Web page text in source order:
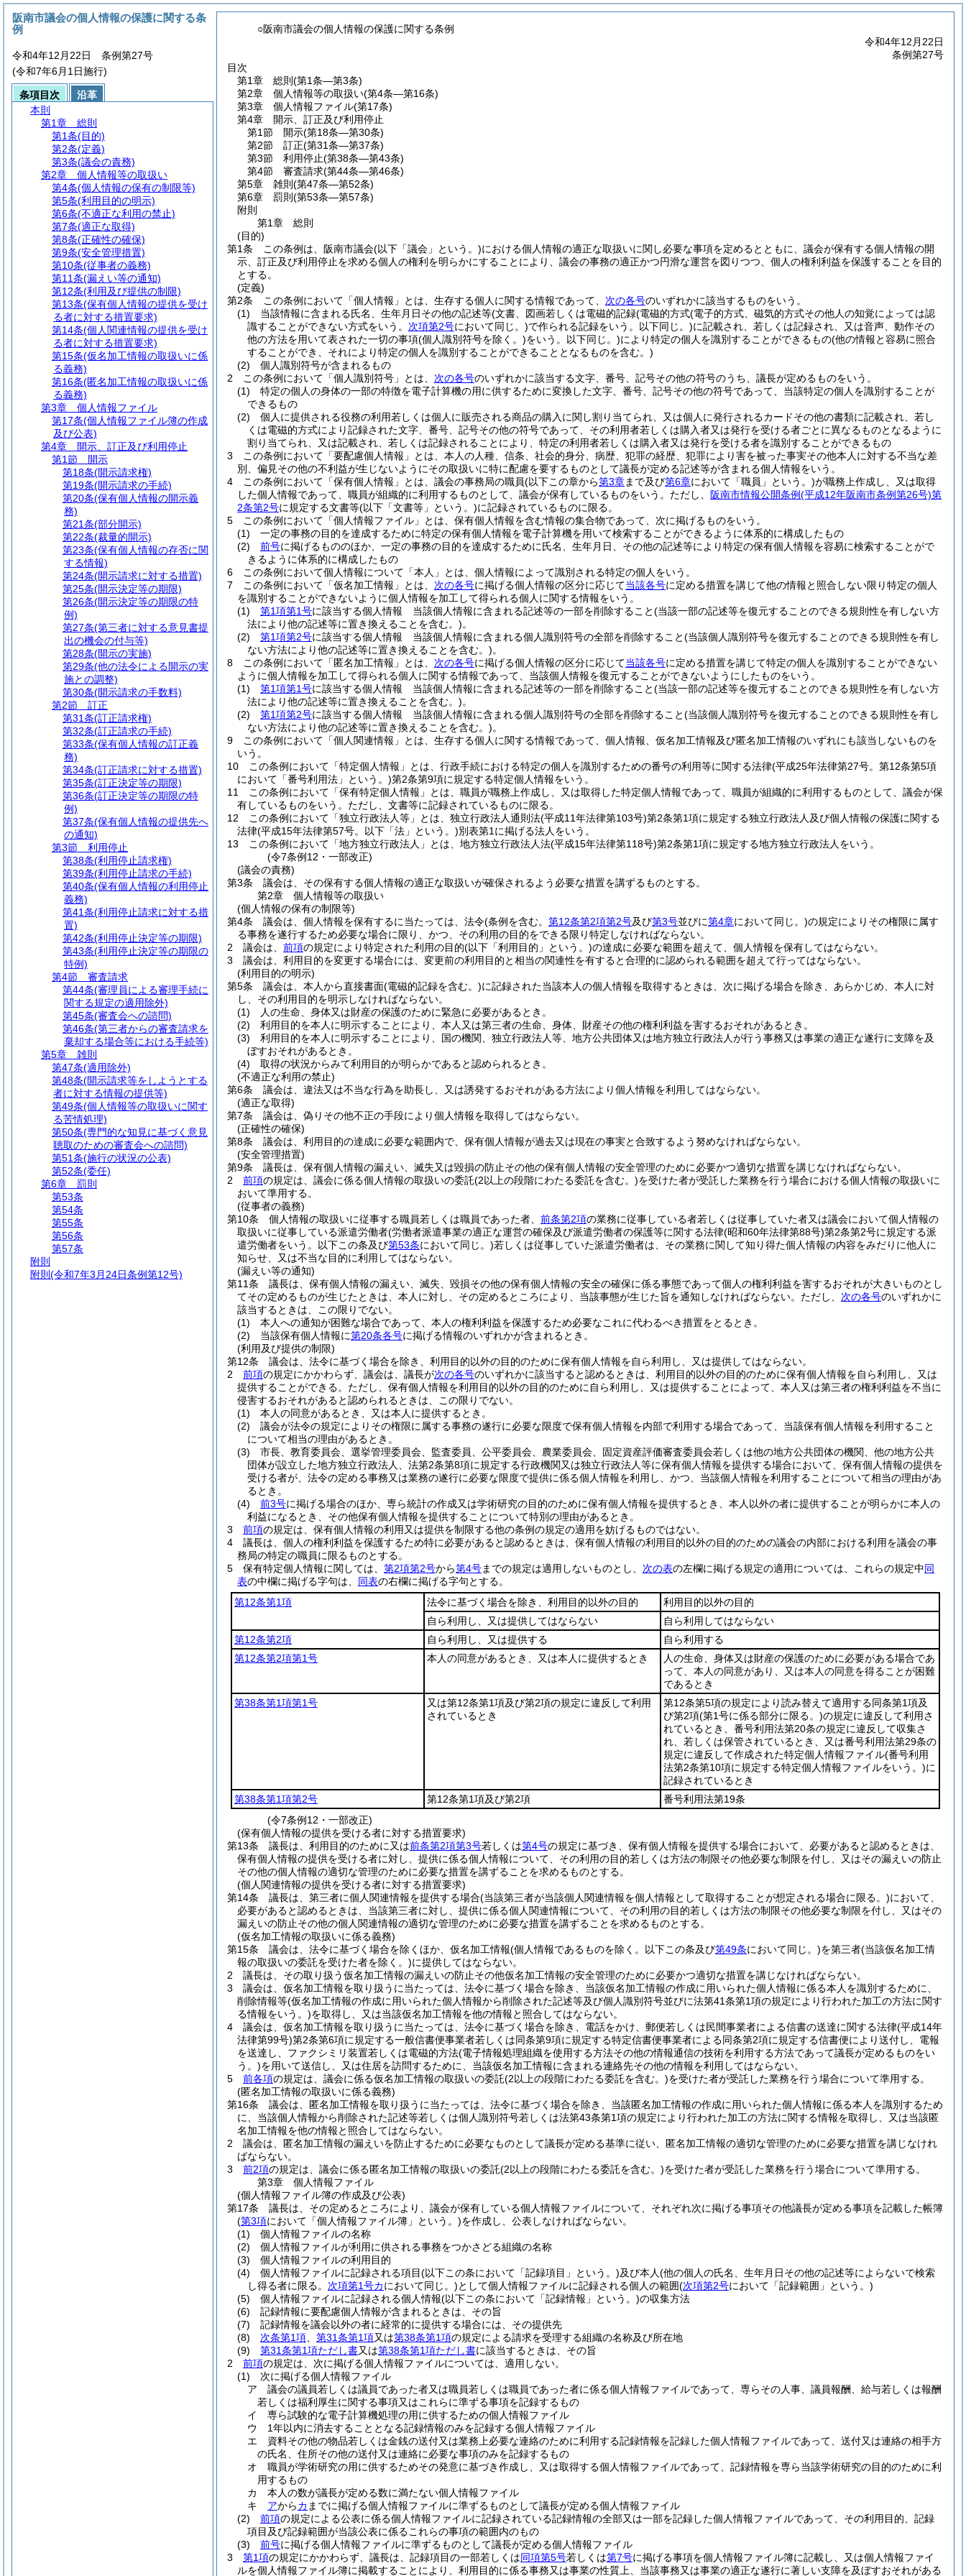
○阪南市議会の個人情報の保護に関する条例
令和4年12月22日
条例第27号
目次
第1章
総則 (第1条―第3条)
第2章
個人情報等の取扱い(第4条―第16条)
第3章
個人情報ファイル(第17条)
第4章
開示、訂正及び利用停止
第1節
開示(第18条―第30条)
第2節
訂正(第31条―第37条)
第3節
利用停止(第38条―第43条)
第4節
審査請求(第44条―第46条)
第5章
雑則 (第47条―第52条)
第6章
罰則 (第53条―第57条)
附則
第1章
総則
(目的)
第1条
この条例は、阪南市議会(以下「議会」という。)における個人情報の適正な取扱いに関し必要な事項を定めるとともに、議会が保有する個人情報の開
示、訂正及び利用停止を求める個人の権利を明らかにすることにより、議会の事務の適正かつ円滑な運営を図りつつ、個人の権利利益を保護することを目的
とする。
(定義)
第2条
この条例において「個人情報」とは、生存する個人に関する情報であって、 次の各号のいずれかに該当するものをいう。
(1)
当該情報に含まれる氏名、生年月日その他の記述等(文書、図画若しくは電磁的記録(電磁的方式(電子的方式、磁気的方式その他人の知覚によっては認
識することができない方式をいう。 次項第2号において同じ。)で作られる記録をいう。以下同じ。)に記載され、若しくは記録され、又は音声、動作その
他の方法を用いて表された一切の事項(個人識別符号を除く。)をいう。以下同じ。)により特定の個人を識別することができるもの(他の情報と容易に照合
することができ、それにより特定の個人を識別することができることとなるものを含む。)
(2)
個人識別符号が含まれるもの
2
この条例において「個人識別符号」とは、 次の各号のいずれかに該当する文字、番号、記号その他の符号のうち、議長が定めるものをいう。
(1)
特定の個人の身体の一部の特徴を電子計算機の用に供するために変換した文字、番号、記号その他の符号であって、当該特定の個人を識別することが
できるもの
(2)
個人に提供される役務の利用若しくは個人に販売される商品の購入に関し割り当てられ、又は個人に発行されるカードその他の書類に記載され、若し
くは電磁的方式により記録された文字、番号、記号その他の符号であって、その利用者若しくは購入者又は発行を受ける者ごとに異なるものとなるように
割り当てられ、又は記載され、若しくは記録されることにより、特定の利用者若しくは購入者又は発行を受ける者を識別することができるもの
3
この条例において「要配慮個人情報」とは、本人の人種、信条、社会的身分、病歴、犯罪の経歴、犯罪により害を被った事実その他本人に対する不当な差
別、偏見その他の不利益が生じないようにその取扱いに特に配慮を要するものとして議長が定める記述等が含まれる個人情報をいう。
4
この条例において「保有個人情報」とは、議会の事務局の職員(以下この章から第3章まで及び第6章において「職員」という。)が職務上作成し、又は取得
した個人情報であって、職員が組織的に利用するものとして、議会が保有しているものをいう。 ただし、 阪南市情報公開条例(平成12年阪南市条例第26号)第
2条第2号に規定する文書等(以下「文書等」という。)に記録されているものに限る。
5
この条例において「個人情報ファイル」とは、保有個人情報を含む情報の集合物であって、次に掲げるものをいう。
(1)
一定の事務の目的を達成するために特定の保有個人情報を電子計算機を用いて検索することができるように体系的に構成したもの
(2)
前号に掲げるもののほか、一定の事務の目的を達成するために氏名、生年月日、その他の記述等により特定の保有個人情報を容易に検索することがで
きるように体系的に構成したもの
6
この条例において個人情報について「本人」とは、個人情報によって識別される特定の個人をいう。
7
この条例において「仮名加工情報」とは、 次の各号に掲げる個人情報の区分に応じて当該各号に定める措置を講じて他の情報と照合しない限り特定の個人
を識別することができないように個人情報を加工して得られる個人に関する情報をいう。
(1)
第1項第1号に該当する個人情報 当該個人情報に含まれる記述等の一部を削除すること(当該一部の記述等を復元することのできる規則性を有しない方
法により他の記述等に置き換えることを含む。)。
(2)
第1項第2号に該当する個人情報 当該個人情報に含まれる個人識別符号の全部を削除すること(当該個人識別符号を復元することのできる規則性を有し
ない方法により他の記述等に置き換えることを含む。)。
8
この条例において「匿名加工情報」とは、 次の各号に掲げる個人情報の区分に応じて当該各号に定める措置を講じて特定の個人を識別することができない
ように個人情報を加工して得られる個人に関する情報であって、当該個人情報を復元することができないようにしたものをいう。
(1)
第1項第1号に該当する個人情報 当該個人情報に含まれる記述等の一部を削除すること(当該一部の記述等を復元することのできる規則性を有しない方
法により他の記述等に置き換えることを含む。)。
(2)
第1項第2号に該当する個人情報 当該個人情報に含まれる個人識別符号の全部を削除すること(当該個人識別符号を復元することのできる規則性を有し
ない方法により他の記述等に置き換えることを含む。)。
9
この条例において「個人関連情報」とは、生存する個人に関する情報であって、個人情報、仮名加工情報及び匿名加工情報のいずれにも該当しないものを
いう。
10
この条例において「特定個人情報」とは、行政手続における特定の個人を識別するための番号の利用等に関する法律(平成25年法律第27号。第12条第5項
において「番号利用法」という。)第2条第9項に規定する特定個人情報をいう。
11
この条例において「保有特定個人情報」とは、職員が職務上作成し、又は取得した特定個人情報であって、職員が組織的に利用するものとして、議会が保
有しているものをいう。 ただし、文書等に記録されているものに限る。
12
この条例において「独立行政法人等」とは、独立行政法人通則法(平成11年法律第103号)第2条第1項に規定する独立行政法人及び個人情報の保護に関する
法律(平成15年法律第57号。以下「法」という。)別表第1に掲げる法人をいう。
13
この条例において「地方独立行政法人」とは、地方独立行政法人法(平成15年法律第118号)第2条第1項に規定する地方独立行政法人をいう。
(令7条例12・一部改正)
(議会の責務)
第3条
議会は、その保有する個人情報の適正な取扱いが確保されるよう必要な措置を講ずるものとする。
第2章
個人情報等の取扱い
(個人情報の保有の制限等)
第4条
議会は、個人情報を保有するに当たっては、法令(条例を含む。 第12条第2項第2号及び第3号並びに第4章において同じ。)の規定によりその権限に属す
る事務を遂行するため必要な場合に限り、かつ、その利用の目的をできる限り特定しなければならない。
2
議会は、 前項の規定により特定された利用の目的(以下「利用目的」という。)の達成に必要な範囲を超えて、個人情報を保有してはならない。
3
議会は、利用目的を変更する場合には、変更前の利用目的と相当の関連性を有すると合理的に認められる範囲を超えて行ってはならない。
(利用目的の明示)
第5条
議会は、本人から直接書面(電磁的記録を含む。)に記録された当該本人の個人情報を取得するときは、次に掲げる場合を除き、あらかじめ、本人に対
し、その利用目的を明示しなければならない。
(1)
人の生命、身体又は財産の保護のために緊急に必要があるとき。
(2)
利用目的を本人に明示することにより、本人又は第三者の生命、身体、財産その他の権利利益を害するおそれがあるとき。
(3)
利用目的を本人に明示することにより、国の機関、独立行政法人等、地方公共団体又は地方独立行政法人が行う事務又は事業の適正な遂行に支障を及
ぼすおそれがあるとき。
(4)
取得の状況からみて利用目的が明らかであると認められるとき。
(不適正な利用の禁止)
第6条
議会は、違法又は不当な行為を助長し、又は誘発するおそれがある方法により個人情報を利用してはならない。
(適正な取得)
第7条
議会は、偽りその他不正の手段により個人情報を取得してはならない。
(正確性の確保)
第8条
議会は、利用目的の達成に必要な範囲内で、保有個人情報が過去又は現在の事実と合致するよう努めなければならない。
(安全管理措置)
第9条
議長は、保有個人情報の漏えい、滅失又は毀損の防止その他の保有個人情報の安全管理のために必要かつ適切な措置を講じなければならない。
2
前項の規定は、議会に係る個人情報の取扱いの委託(2以上の段階にわたる委託を含む。)を受けた者が受託した業務を行う場合における個人情報の取扱いに
おいて準用する。
(従事者の義務)
第10条
個人情報の取扱いに従事する職員若しくは職員であった者、 前条第2項の業務に従事している者若しくは従事していた者又は議会において個人情報の
取扱いに従事している派遣労働者(労働者派遣事業の適正な運営の確保及び派遣労働者の保護等に関する法律(昭和60年法律第88号)第2条第2号に規定する派
遣労働者をいう。以下この条及び第53条において同じ。)若しくは従事していた派遣労働者は、その業務に関して知り得た個人情報の内容をみだりに他人に
知らせ、又は不当な目的に利用してはならない。
(漏えい等の通知)
第11条
議長は、保有個人情報の漏えい、滅失、毀損その他の保有個人情報の安全の確保に係る事態であって個人の権利利益を害するおそれが大きいものとし
てその定めるものが生じたときは、本人に対し、その定めるところにより、当該事態が生じた旨を通知しなければならない。 ただし、 次の各号のいずれかに
該当するときは、この限りでない。
(1)
本人への通知が困難な場合であって、本人の権利利益を保護するため必要なこれに代わるべき措置をとるとき。
(2)
当該保有個人情報に第20条各号に掲げる情報のいずれかが含まれるとき。
(利用及び提供の制限)
第12条
議会は、法令に基づく場合を除き、利用目的以外の目的のために保有個人情報を自ら利用し、又は提供してはならない。
2
前項の規定にかかわらず、議会は、議長が次の各号のいずれかに該当すると認めるときは、利用目的以外の目的のために保有個人情報を自ら利用し、又は
提供することができる。 ただし、保有個人情報を利用目的以外の目的のために自ら利用し、又は提供することによって、本人又は第三者の権利利益を不当に
侵害するおそれがあると認められるときは、この限りでない。
(1)
本人の同意があるとき、又は本人に提供するとき。
(2)
議会が法令の規定によりその権限に属する事務の遂行に必要な限度で保有個人情報を内部で利用する場合であって、当該保有個人情報を利用すること
について相当の理由があるとき。
(3)
市長、教育委員会、選挙管理委員会、監査委員、公平委員会、農業委員会、固定資産評価審査委員会若しくは他の地方公共団体の機関、他の地方公共
団体が設立した地方独立行政法人、法第2条第8項に規定する行政機関又は独立行政法人等に保有個人情報を提供する場合において、保有個人情報の提供を
受ける者が、法令の定める事務又は業務の遂行に必要な限度で提供に係る個人情報を利用し、かつ、当該個人情報を利用することについて相当の理由があ
るとき。
(4)
前3号に掲げる場合のほか、専ら統計の作成又は学術研究の目的のために保有個人情報を提供するとき、本人以外の者に提供することが明らかに本人の
利益になるとき、その他保有個人情報を提供することについて特別の理由があるとき。
3
前項の規定は、保有個人情報の利用又は提供を制限する他の条例の規定の適用を妨げるものではない。
4
議長は、個人の権利利益を保護するため特に必要があると認めるときは、保有個人情報の利用目的以外の目的のための議会の内部における利用を議会の事
務局の特定の職員に限るものとする。
5
保有特定個人情報に関しては、 第2項第2号から第4号までの規定は適用しないものとし、 次の表の左欄に掲げる規定の適用については、これらの規定中同
表の中欄に掲げる字句は、 同表の右欄に掲げる字句とする。
第12条第1項
法令に基づく場合を除き、利用目的以外の目的
利用目的以外の目的
自ら利用し、又は提供してはならない
自ら利用してはならない
第12条第2項
自ら利用し、又は提供する
自ら利用する
第12条第2項第1号
本人の同意があるとき、又は本人に提供するとき
人の生命、身体又は財産の保護のために必要がある場合であ
って、本人の同意があり、又は本人の同意を得ることが困難
であるとき
第38条第1項第1号
又は第12条第1項及び第2項の規定に違反して利用
されているとき
第12条第5項の規定により読み替えて適用する同条第1項及
び第2項(第1号に係る部分に限る。)の規定に違反して利用さ
れているとき、番号利用法第20条の規定に違反して収集さ
れ、若しくは保管されているとき、又は番号利用法第29条の
規定に違反して作成された特定個人情報ファイル(番号利用
法第2条第10項に規定する特定個人情報ファイルをいう。)に
記録されているとき
第38条第1項第2号
第12条第1項及び第2項
番号利用法第19条
(令7条例12・一部改正)
(保有個人情報の提供を受ける者に対する措置要求)
第13条
議長は、利用目的のために又は前条第2項第3号若しくは第4号の規定に基づき、保有個人情報を提供する場合において、必要があると認めるときは、
保有個人情報の提供を受ける者に対し、提供に係る個人情報について、その利用の目的若しくは方法の制限その他必要な制限を付し、又はその漏えいの防止
その他の個人情報の適切な管理のために必要な措置を講ずることを求めるものとする。
(個人関連情報の提供を受ける者に対する措置要求)
第14条
議長は、第三者に個人関連情報を提供する場合(当該第三者が当該個人関連情報を個人情報として取得することが想定される場合に限る。)において、
必要があると認めるときは、当該第三者に対し、提供に係る個人関連情報について、その利用の目的若しくは方法の制限その他必要な制限を付し、又はその
漏えいの防止その他の個人関連情報の適切な管理のために必要な措置を講ずることを求めるものとする。
(仮名加工情報の取扱いに係る義務)
第15条
議会は、法令に基づく場合を除くほか、仮名加工情報(個人情報であるものを除く。以下この条及び第49条において同じ。)を第三者(当該仮名加工情
報の取扱いの委託を受けた者を除く。)に提供してはならない。
2
議長は、その取り扱う仮名加工情報の漏えいの防止その他仮名加工情報の安全管理のために必要かつ適切な措置を講じなければならない。
3
議会は、仮名加工情報を取り扱うに当たっては、法令に基づく場合を除き、当該仮名加工情報の作成に用いられた個人情報に係る本人を識別するために、
削除情報等(仮名加工情報の作成に用いられた個人情報から削除された記述等及び個人識別符号並びに法第41条第1項の規定により行われた加工の方法に関す
る情報をいう。)を取得し、又は当該仮名加工情報を他の情報と照合してはならない。
4
議会は、仮名加工情報を取り扱うに当たっては、法令に基づく場合を除き、電話をかけ、郵便若しくは民間事業者による信書の送達に関する法律(平成14年
法律第99号)第2条第6項に規定する一般信書便事業者若しくは同条第9項に規定する特定信書便事業者による同条第2項に規定する信書便により送付し、電報
を送達し、ファクシミリ装置若しくは電磁的方法(電子情報処理組織を使用する方法その他の情報通信の技術を利用する方法であって議長が定めるものをい
う。)を用いて送信し、又は住居を訪問するために、当該仮名加工情報に含まれる連絡先その他の情報を利用してはならない。
5
前各項の規定は、議会に係る仮名加工情報の取扱いの委託(2以上の段階にわたる委託を含む。)を受けた者が受託した業務を行う場合について準用する。
(匿名加工情報の取扱いに係る義務)
第16条
議会は、匿名加工情報を取り扱うに当たっては、法令に基づく場合を除き、当該匿名加工情報の作成に用いられた個人情報に係る本人を識別するため
に、当該個人情報から削除された記述等若しくは個人識別符号若しくは法第43条第1項の規定により行われた加工の方法に関する情報を取得し、又は当該匿
名加工情報を他の情報と照合してはならない。
2
議会は、匿名加工情報の漏えいを防止するために必要なものとして議長が定める基準に従い、匿名加工情報の適切な管理のために必要な措置を講じなけれ
ばならない。
3
前2項の規定は、議会に係る匿名加工情報の取扱いの委託(2以上の段階にわたる委託を含む。)を受けた者が受託した業務を行う場合について準用する。
第3章
個人情報ファイル
(個人情報ファイル簿の作成及び公表)
第17条
議長は、その定めるところにより、議会が保有している個人情報ファイルについて、それぞれ次に掲げる事項その他議長が定める事項を記載した帳簿
(第3項において「個人情報ファイル簿」という。)を作成し、公表しなければならない。
(1)
個人情報ファイルの名称
(2)
個人情報ファイルが利用に供される事務をつかさどる組織の名称
(3)
個人情報ファイルの利用目的
(4)
個人情報ファイルに記録される項目(以下この条において「記録項目」という。)及び本人(他の個人の氏名、生年月日その他の記述等によらないで検索
し得る者に限る。 次項第1号カにおいて同じ。)として個人情報ファイルに記録される個人の範囲(次項第2号において「記録範囲」という。)
(5)
個人情報ファイルに記録される個人情報(以下この条において「記録情報」という。)の収集方法
(6)
記録情報に要配慮個人情報が含まれるときは、その旨
(7)
記録情報を議会以外の者に経常的に提供する場合には、その提供先
(8)
次条第1項 第31条第1項又は第38条第1項の規定による請求を受理する組織の名称及び所在地
(9)
第31条第1項ただし書又は第38条第1項ただし書に該当するときは、その旨
2
前項の規定は、次に掲げる個人情報ファイルについては、適用しない。
(1)
次に掲げる個人情報ファイル
ア
議会の議員若しくは議員であった者又は職員若しくは職員であった者に係る個人情報ファイルであって、専らその人事、議員報酬、給与若しくは報酬
若しくは福利厚生に関する事項又はこれらに準ずる事項を記録するもの
イ
専ら試験的な電子計算機処理の用に供するための個人情報ファイル
ウ
1年以内に消去することとなる記録情報のみを記録する個人情報ファイル
エ
資料その他の物品若しくは金銭の送付又は業務上必要な連絡のために利用する記録情報を記録した個人情報ファイルであって、送付又は連絡の相手方
の氏名、住所その他の送付又は連絡に必要な事項のみを記録するもの
オ
職員が学術研究の用に供するためその発意に基づき作成し、又は取得する個人情報ファイルであって、記録情報を専ら当該学術研究の目的のために利
用するもの
カ
本人の数が議長が定める数に満たない個人情報ファイル
キ
アからカ までに掲げる個人情報ファイルに準ずるものとして議長が定める個人情報ファイル
(2)
前項の規定による公表に係る個人情報ファイルに記録されている記録情報の全部又は一部を記録した個人情報ファイルであって、その利用目的、記録
項目及び記録範囲が当該公表に係るこれらの事項の範囲内のもの
(3)
前号に掲げる個人情報ファイルに準ずるものとして議長が定める個人情報ファイル
3
第1項の規定にかかわらず、議長は、記録項目の一部若しくは同項第5号若しくは第7号に掲げる事項を個人情報ファイル簿に記載し、又は個人情報ファイ
ルを個人情報ファイル簿に掲載することにより、利用目的に係る事務又は事業の性質上、当該事務又は事業の適正な遂行に著しい支障を及ぼすおそれがある
阪南市議会の個人情報の保護に関する条
例
令和4年12月22日 条例第27号
(令和7年6月1日施行)
条項目次
沿革
本則
第1章
総則
第1条(目的)
第2条(定義)
第3条(議会の責務)
第2章
個人情報等の取扱い
第4条(個人情報の保有の制限等)
第5条(利用目的の明示)
第6条(不適正な利用の禁止)
第7条(適正な取得)
第8条(正確性の確保)
第9条(安全管理措置)
第10条(従事者の義務)
第11条(漏えい等の通知)
第12条(利用及び提供の制限)
第13条(保有個人情報の提供を受け
る者に対する措置要求)
第14条(個人関連情報の提供を受け
る者に対する措置要求)
第15条(仮名加工情報の取扱いに係
る義務)
第16条(匿名加工情報の取扱いに係
る義務)
第3章
個人情報ファイル
第17条(個人情報ファイル簿の作成
及び公表)
第4章
開示、訂正及び利用停止
第1節
開示
第18条(開示請求権)
第19条(開示請求の手続)
第20条(保有個人情報の開示義
務)
第21条(部分開示)
第22条(裁量的開示)
第23条(保有個人情報の存否に関
する情報)
第24条(開示請求に対する措置)
第25条(開示決定等の期限)
第26条(開示決定等の期限の特
例)
第27条(第三者に対する意見書提
出の機会の付与等)
第28条(開示の実施)
第29条(他の法令による開示の実
施との調整)
第30条(開示請求の手数料)
第2節
訂正
第31条(訂正請求権)
第32条(訂正請求の手続)
第33条(保有個人情報の訂正義
務)
第34条(訂正請求に対する措置)
第35条(訂正決定等の期限)
第36条(訂正決定等の期限の特
例)
第37条(保有個人情報の提供先へ
の通知)
第3節
利用停止
第38条(利用停止請求権)
第39条(利用停止請求の手続)
第40条(保有個人情報の利用停止
義務)
第41条(利用停止請求に対する措
置)
第42条(利用停止決定等の期限)
第43条(利用停止決定等の期限の
特例)
第4節
審査請求
第44条(審理員による審理手続に
関する規定の適用除外)
第45条(審査会への諮問)
第46条(第三者からの審査請求を
棄却する場合等における手続等)
第5章
雑則
第47条(適用除外)
第48条(開示請求等をしようとする
者に対する情報の提供等)
第49条(個人情報等の取扱いに関す
る苦情処理)
第50条(専門的な知見に基づく意見
聴取のための審査会への諮問)
第51条(施行の状況の公表)
第52条(委任)
第6章
罰則
第53条
第54条
第55条
第56条
第57条
附則
附則 (令和7年3月24日条例第12号)